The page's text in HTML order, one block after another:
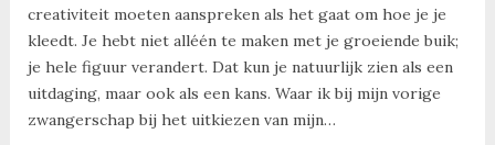
creativiteit moeten aanspreken als het gaat om hoe je je
kleedt. Je hebt niet alléén te maken met je groeiende buik;
je hele figuur verandert. Dat kun je natuurlijk zien als een
uitdaging, maar ook als een kans. Waar ik bij mijn vorige
zwangerschap bij het uitkiezen van mijn…